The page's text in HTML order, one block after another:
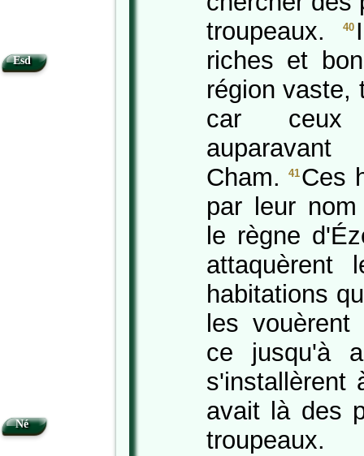
troupeaux.40
riches et
région vaste,
car ceux
Cham.41 Ces
par leur
le règne
attaquèrent
habitations
les
ce jusqu'à
s'installèrent
avait là des
troupeaux.
Esd
Né